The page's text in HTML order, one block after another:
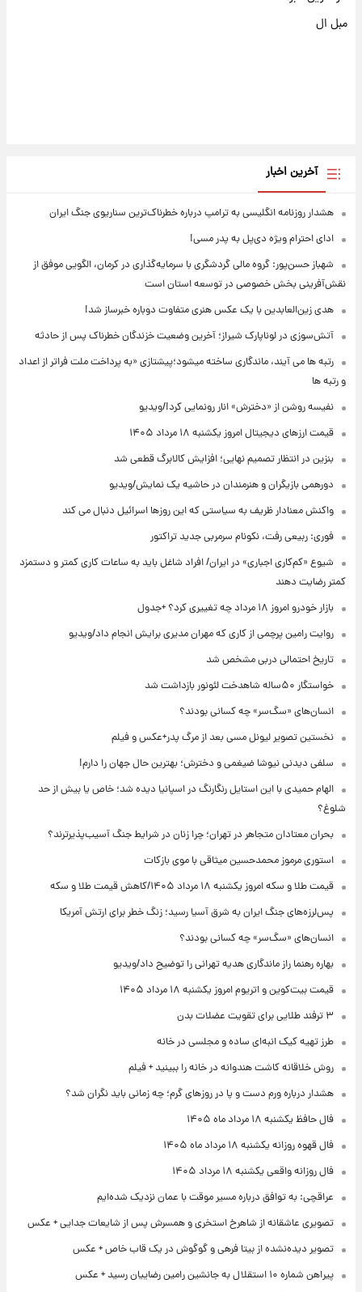
مبل ال
آخرین اخبار
هشدار روزنامه انگلیسی به ترامپ درباره خطرناک‌ترین سناریوی جنگ ایران
ادای احترام ویژه دی‌پل به پدر مسی!
شهباز حسن‌پور: گروه مالی گردشگری با سرمایه‌گذاری در کرمان، الگویی موفق از
نقش‌آفرینی بخش خصوصی در توسعه استان است
هدی زین‌العابدین با یک عکس هنری متفاوت دوباره خبرساز شد!
آتش‌سوزی در لوناپارک شیراز؛ آخرین وضعیت خزندگان خطرناک پس از حادثه
رتبه ها می آیند، ماندگاری ساخته میشود؛پیشتازی «به پرداخت ملت فراتر از اعداد
و رتبه ها
نفیسه روشن از «دخترش» انار رونمایی کرد!/ویدیو
قیمت ارزهای دیجیتال امروز یکشنبه ۱۸ مرداد ۱۴۰۵
بنزین در انتظار تصمیم نهایی؛ افزایش کالابرگ قطعی شد
دورهمی بازیگران و هنرمندان در حاشیه یک نمایش/ویدیو
واکنش معنادار ظریف به سیاستی که این روزها اسرائیل دنبال می کند
فوری: ربیعی رفت، نکونام سرمربی جدید تراکتور
شیوع «کم‌کاری اجباری» در ایران/ افراد شاغل باید به ساعات کاری کمتر و دستمزد
کمتر رضایت دهند
بازار خودرو امروز ۱۸ مرداد چه تغییری کرد؟ +جدول
روایت رامین پرچمی از کاری که مهران مدیری برایش انجام داد/ویدیو
تاریخ احتمالی دربی مشخص شد
خواستگار ۵۰ساله شاهدخت لئونور بازداشت شد
انسان‌های «سگ‌سر» چه کسانی بودند؟
نخستین تصویر لیونل مسی بعد از مرگ پدر+عکس و فیلم
سلفی دیدنی نیوشا ضیغمی و دخترش؛ بهترین حال جهان را دارم!
الهام حمیدی با این استایل رنگارنگ در اسپانیا دیده شد؛ خاص یا بیش از حد
شلوغ؟
بحران معتادان متجاهر در تهران؛ چرا زنان در شرایط جنگ آسیب‌پذیرترند؟
استوری مرموز محمدحسین میثاقی با موی بازکات
قیمت طلا و سکه امروز یکشنبه ۱۸ مرداد ۱۴۰۵/کاهش قیمت طلا و سکه
پس‌لرزه‌های جنگ ایران به شرق آسیا رسید؛ زنگ خطر برای ارتش آمریکا
انسان‌های «سگ‌سر» چه کسانی بودند؟
بهاره رهنما راز ماندگاری هدیه تهرانی را توضیح داد/ویدیو
قیمت بیت‌کوین و اتریوم امروز یکشنبه ۱۸ مرداد ۱۴۰۵
۳ ترفند طلایی برای تقویت عضلات بدن
طرز تهیه کیک انبه‌ای ساده و مجلسی در خانه
روش خلاقانه کاشت هندوانه در خانه را ببینید + فیلم
هشدار درباره ورم دست و پا در روزهای گرم؛ چه زمانی باید نگران شد؟
فال حافظ یکشنبه ۱۸ مرداد ماه ۱۴۰۵
فال قهوه روزانه یکشنبه ۱۸ مرداد ماه ۱۴۰۵
فال روزانه واقعی یکشنبه ۱۸ مرداد ۱۴۰۵
عراقچی: به توافق درباره مسیر موقت با عمان نزدیک شده‌ایم
تصویری عاشقانه از شاهرخ استخری و همسرش پس از شایعات جدایی + عکس
تصویر دیده‌نشده از بیتا فرهی و گوگوش در یک قاب خاص + عکس
پیراهن شماره ۱۰ استقلال به جانشین رامین رضاییان رسید + عکس